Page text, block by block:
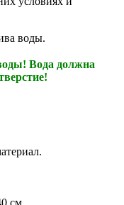
воды.
Вода должна